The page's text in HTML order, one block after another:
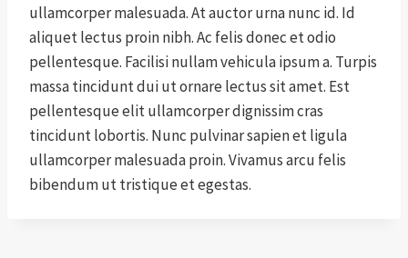
ullamcorper malesuada. At auctor urna nunc id. Id
aliquet lectus proin nibh. Ac felis donec et odio
pellentesque. Facilisi nullam vehicula ipsum a. Turpis
massa tincidunt dui ut ornare lectus sit amet. Est
pellentesque elit ullamcorper dignissim cras
tincidunt lobortis. Nunc pulvinar sapien et ligula
ullamcorper malesuada proin. Vivamus arcu felis
bibendum ut tristique et egestas.